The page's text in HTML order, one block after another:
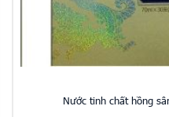
Nước tinh chất hồng